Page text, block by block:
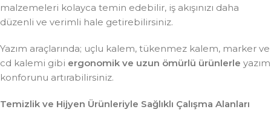
malzemeleri kolayca temin edebilir, iş akışınızı daha
düzenli ve verimli hale getirebilirsiniz.
Yazım araçlarında; uçlu kalem, tükenmez kalem, marker ve
cd kalemi gibi ergonomik ve uzun ömürlü ürünlerle yazım
konforunu artırabilirsiniz.
Temizlik ve Hijyen Ürünleriyle Sağlıklı Çalışma Alanları